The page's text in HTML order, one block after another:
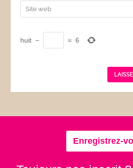
huit − = 6
Enregistrez-